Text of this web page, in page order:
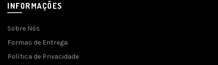
INFORMAÇÕES
Sobre Nós
Formas de Entrega
Política de Privacidade